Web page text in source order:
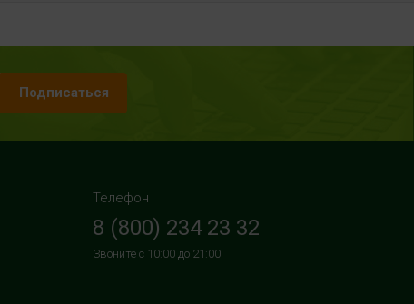
Подписаться
Телефон
8 (800) 234 23 32
Звоните с 10:00 до 21:00